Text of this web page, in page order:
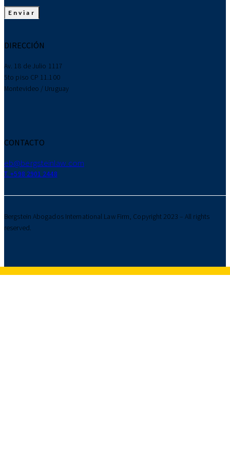
DIRECCIÓN
Av. 18 de Julio 1117
5to piso CP 11.100
Montevideo / Uruguay
CONTACTO
eb@bergsteinlaw.com
T. +598 2901 2448
Bergstein Abogados International Law Firm, Copyright 2023 – All rights
reserved.